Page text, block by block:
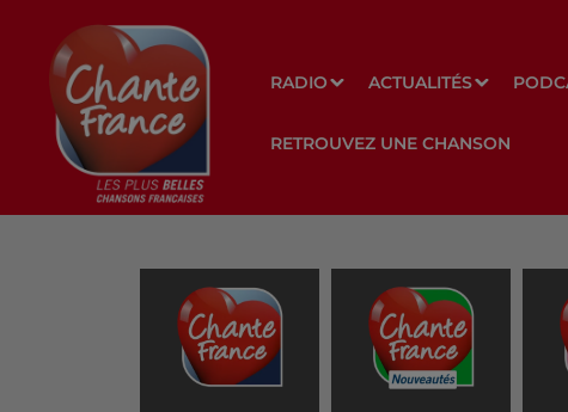
RADIO ACTUALITÉS
RETROUVEZ UNE CHANSON